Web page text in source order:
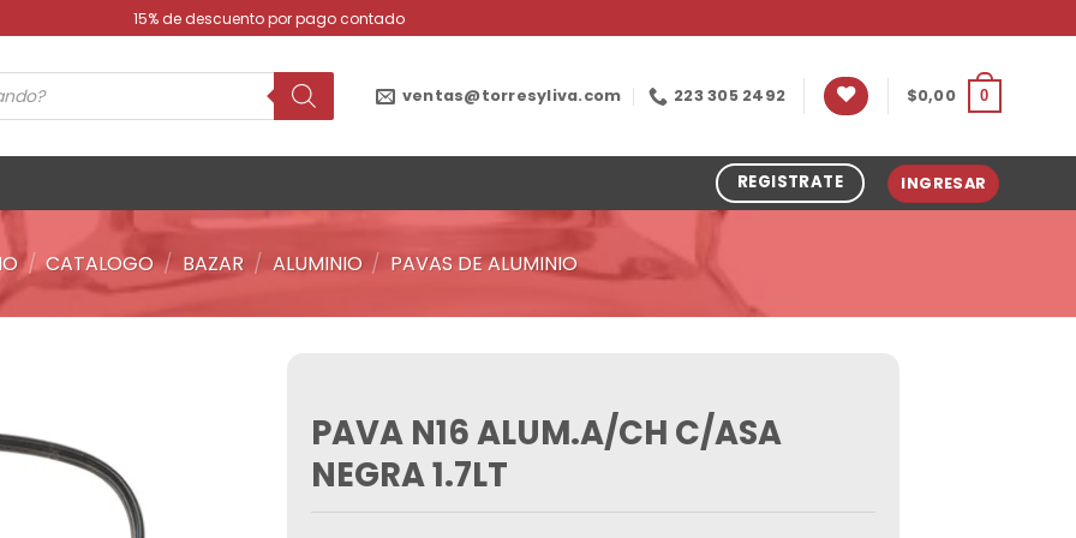
15% de descuento por pago contado
ventas@torresyliva.com 223 305 2492 $0,00 0
REGISTRATE INGRESAR
/ CATALOGO / BAZAR / ALUMINIO / PAVAS DE ALUMINIO
PAVA N16 ALUM.A/CH C/ASA
NEGRA 1.7LT